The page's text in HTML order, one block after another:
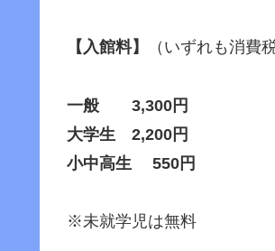
【入館料】 （いずれも消費
一般 3,300円
大学生 2,200円
小中高生 550円
※未就学児は無料